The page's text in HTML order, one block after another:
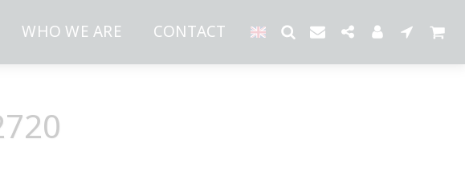
WHO WE ARE CONTACT